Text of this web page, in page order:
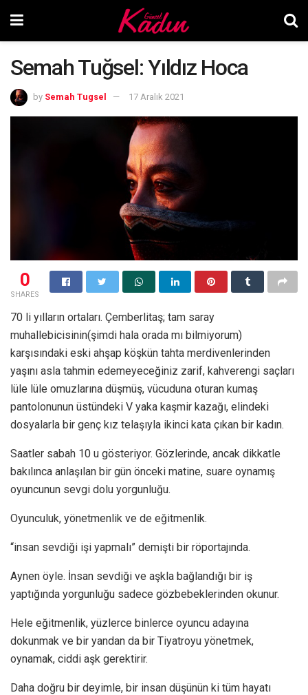
Semah Tuğsel: Yıldız Hoca
by Semah Tugsel 17 Aralık 2021
0
SHARES
70 li yılların ortaları. Çemberlitaş; tam saray
muhallebicisinin(şimdi hala orada mı bilmiyorum)
karşısındaki eski ahşap köşkün tahta merdivenlerinden
yaşını asla tahmin edemeyeceğiniz zarif, kahverengi saçları
lüle lüle omuzlarına düşmüş, vücuduna oturan kumaş
pantolonunun üstündeki V yaka kaşmir kazağı, elindeki
dosyalarla bir genç kız telaşıyla ikinci kata çıkan bir kadın.
Saatler sabah 10 u gösteriyor. Gözlerinde, ancak dikkatle
bakılınca anlaşılan bir gün önceki matine, suare oynamış
oyuncunun sevgi dolu yorgunluğu.
Oyunculuk, yönetmenlik ve de eğitmenlik.
“insan sevdiği işi yapmalı” demişti bir röportajında.
Aynen öyle. İnsan sevdiği ve aşkla bağlandığı bir iş
yaptığında yorgunluğu sadece gözbebeklerinden okunur.
Hele eğitmenlik, yüzlerce binlerce oyuncu adayına
dokunmak ve bir yandan da bir Tiyatroyu yönetmek,
oynamak, ciddi aşk gerektirir.
Daha doğru bir deyimle, bir insan düşünün ki tüm hayatı